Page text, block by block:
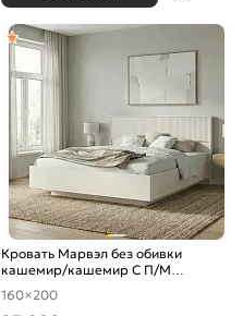
Кровать Марвэл без обивки
кашемир/кашемир С П/М
1600x2000, ортопедическое
основание, изголовье жесткое
160×200